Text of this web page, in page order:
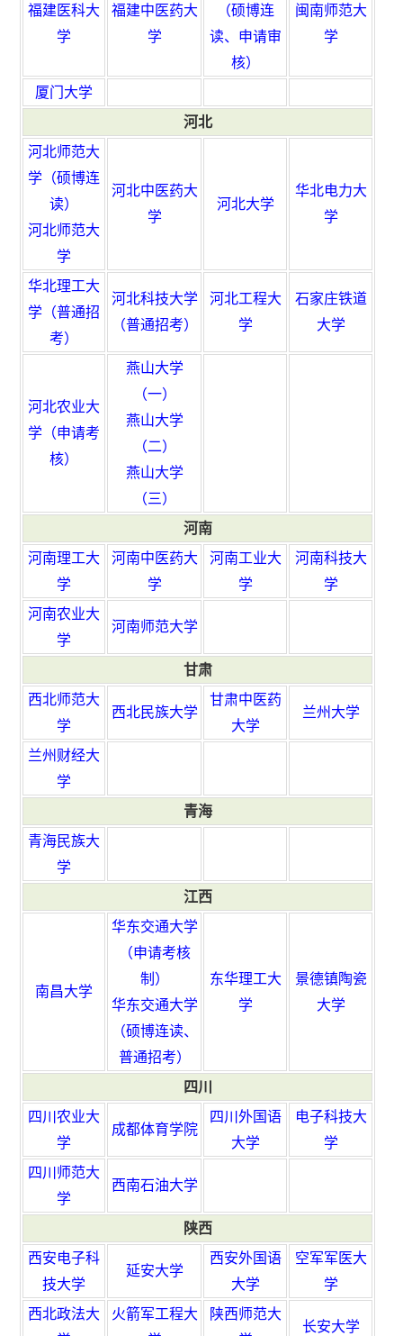
福建医科大
学
福建中医药大
学
（硕博连
读、申请审
核）
闽南师范大
学
厦门大学
河北
河北师范大
学（硕博连
读）
河北师范大
学
河北中医药大
学
河北大学
华北电力大
学
华北理工大
学（普通招
考）
河北科技大学
（普通招考）
河北工程大
学
石家庄铁道
大学
河北农业大
学（申请考
核）
燕山大学
（一）
燕山大学
（二）
燕山大学
（三）
河南
河南理工大
学
河南中医药大
学
河南工业大
学
河南科技大
学
河南农业大
学
河南师范大学
甘肃
西北师范大
学
西北民族大学
甘肃中医药
大学
兰州大学
兰州财经大
学
青海
青海民族大
学
江西
南昌大学
华东交通大学
（申请考核
制）
华东交通大学
（硕博连读、
普通招考）
东华理工大
学
景德镇陶瓷
大学
四川
四川农业大
学
成都体育学院
四川外国语
大学
电子科技大
学
四川师范大
学
西南石油大学
陕西
西安电子科
技大学
延安大学
西安外国语
大学
空军军医大
学
西北政法大
火箭军工程大
陕西师范大
长安大学